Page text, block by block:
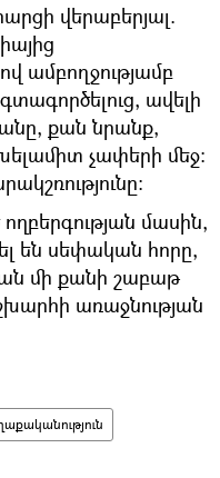
վերաբերյալ.
ամբողջությամբ
ավելի
քան նրանք,
չափերի մեջ։
մասին,
են սեփական հորը,
մի քանի շաբաթ
առաջնության